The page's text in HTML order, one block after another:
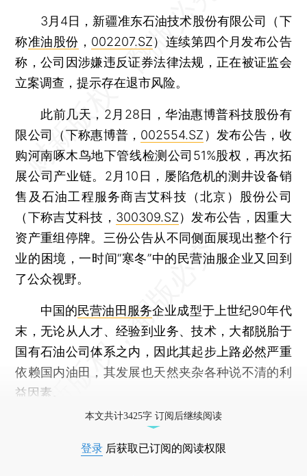
3月4日，新疆准东石油技术股份有限公司（下
称准油股份 ， 002207.SZ）连续第四个月发布公告
称，公司因涉嫌违反证券法律法规，正在被证监会
立案调查，提示存在退市风险。
此前几天，2月28日，华油惠博普科技股份有
限公司（下称惠博普， 002554.SZ ）发布公告，收
购河南啄木鸟地下管线检测公司51%股权，再次拓
展公司产业链。2月10日，屡陷危机的测井设备销
售及石油工程服务商吉艾科技（北京）股份公司
（下称吉艾科技， 300309.SZ）发布公告，因重大
资产重组停牌。三份公告从不同侧面展现出整个行
业的困境，一时间“寒冬”中的民营油服企业又回到
了公众视野。
中国的民营油田服务企业成型于上世纪90年代
末，无论从人才、经验到业务、技术，大都脱胎于
国有石油公司体系之内，因此其起步上路必然严重
依赖国内油田，其发展也天然夹杂各种说不清的利
益因素。
本文共计3425字 订阅后继续阅读
登录 后获取已订阅的阅读权限